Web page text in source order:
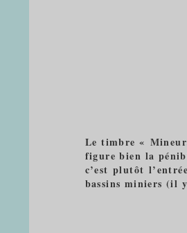
Le timbre «
figure bien la
c’est plutôt
bassins miniers (il